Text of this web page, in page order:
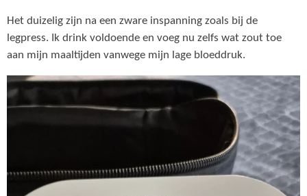
Het duizelig zijn na een zware inspanning zoals bij de
legpress. Ik drink voldoende en voeg nu zelfs wat zout toe
aan mijn maaltijden vanwege mijn lage bloeddruk.